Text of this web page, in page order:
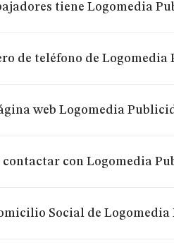
tiene Logomedia
de teléfono de Logomedia
web Logomedia
contactar con Logomedia
Social de Logomedia